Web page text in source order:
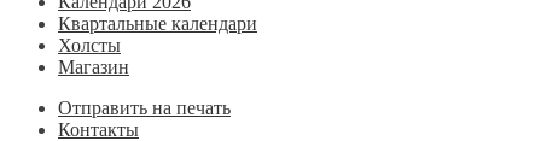
Квартальные календари
Холсты
Магазин
Отправить на печать
Контакты